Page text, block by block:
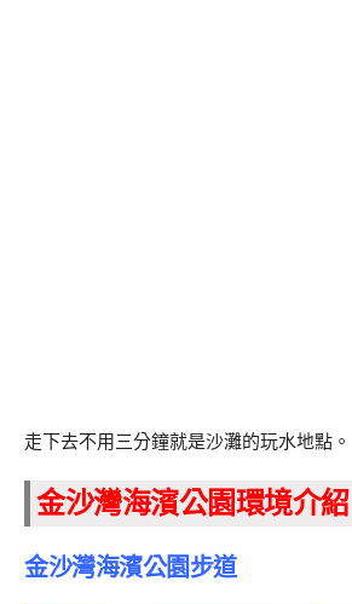
走下去不用三分鐘就是沙灘的玩水地點。
金沙灣海濱公園環境介紹
金沙灣海濱公園步道